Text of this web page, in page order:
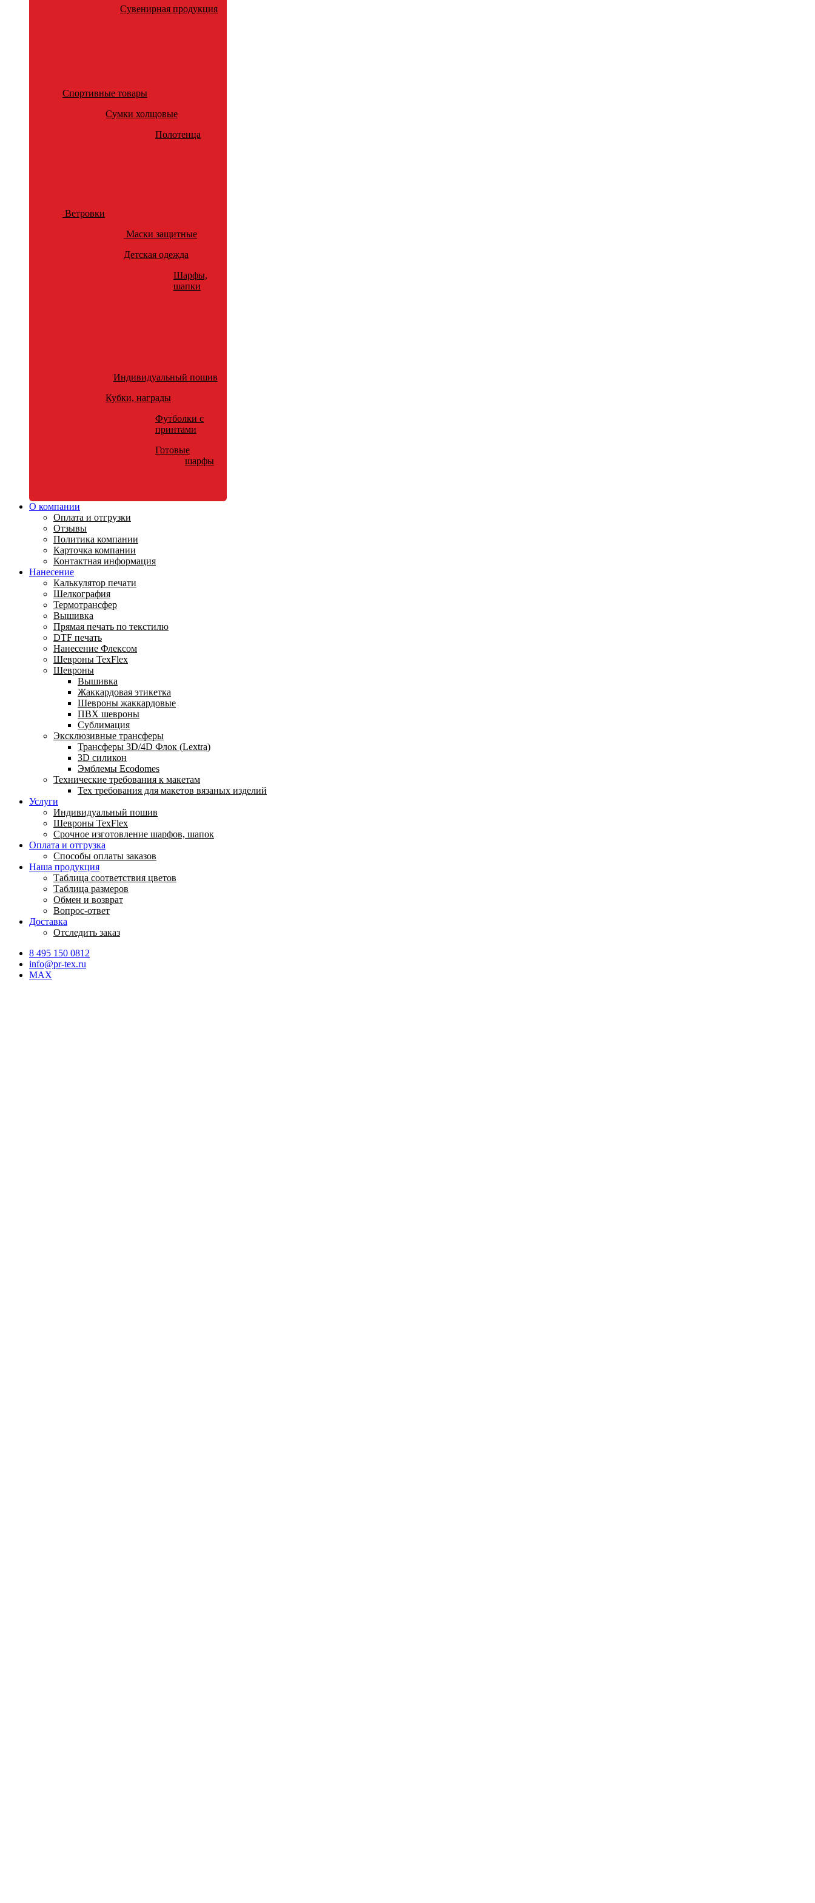
Сувенирная продукция
Спортивные товары
Сумки холщовые
Полотенца
Ветровки
Маски защитные
Детская одежда
Шарфы,
шапки
Индивидуальный пошив
Кубки, награды
Футболки с
принтами
Готовые
шарфы
О компании
Оплата и отгрузки
Отзывы
Политика компании
Карточка компании
Контактная информация
Нанесение
Калькулятор печати
Шелкография
Термотрансфер
Вышивка
Прямая печать по текстилю
DTF печать
Нанесение Флексом
Шевроны TexFlex
Шевроны
Вышивка
Жаккардовая этикетка
Шевроны жаккардовые
ПВХ шевроны
Сублимация
Эксклюзивные трансферы
Трансферы 3D/4D Флок (Lextra)
3D силикон
Эмблемы Ecodomes
Технические требования к макетам
Тех требования для макетов вязаных изделий
Услуги
Индивидуальный пошив
Шевроны TexFlex
Срочное изготовление шарфов, шапок
Оплата и отгрузка
Способы оплаты заказов
Наша продукция
Таблица соответствия цветов
Таблица размеров
Обмен и возврат
Вопрос-ответ
Доставка
Отследить заказ
8 495 150 0812
info@pr-tex.ru
MAX